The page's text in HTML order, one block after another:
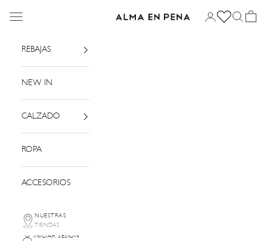
Alma en Pena
Menú Iniciar sesión
Buscar
Cesta
REBAJAS
NEW IN
CALZADO
ROPA
ACCESORIOS
NUESTRAS
TIENDAS
INICIAR SESIÓN